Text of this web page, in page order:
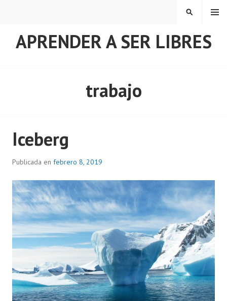
APRENDER A SER LIBRES
MENÚ
BUSCAR
trabajo
Iceberg
Publicada en febrero 8, 2019